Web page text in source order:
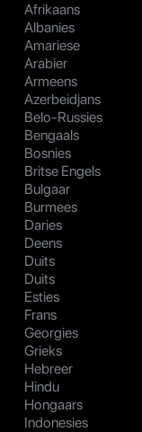
Afrikaans
Albanies
Amariese
Arabier
Armeens
Azerbeidjans
Belo-Russies
Bengaals
Bosnies
Britse Engels
Bulgaar
Burmees
Daries
Deens
Duits
Duits
Esties
Frans
Georgies
Grieks
Hebreer
Hindu
Hongaars
Indonesies